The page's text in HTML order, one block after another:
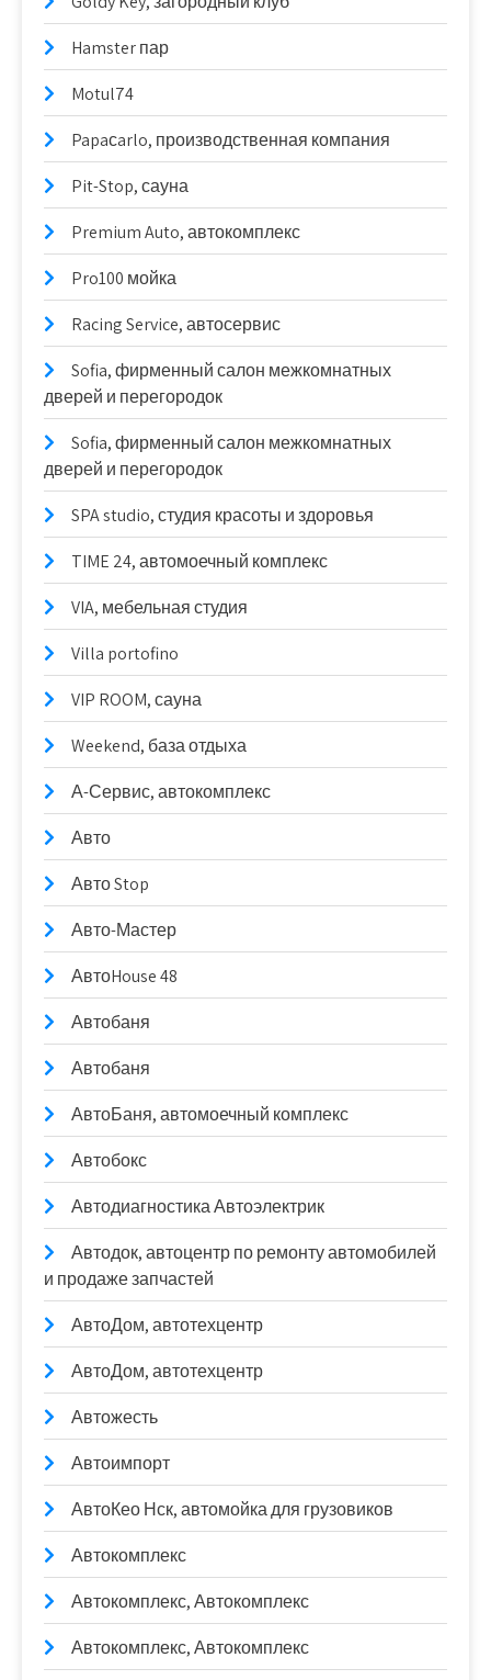
Hamster пар
Motul74
Papaсarlo, производственная компания
Pit-Stop, сауна
Premium Auto, автокомплекс
Pro100 мойка
Racing Service, автосервис
Sofia, фирменный салон межкомнатных
дверей и перегородок
Sofia, фирменный салон межкомнатных
дверей и перегородок
SPA studio, студия красоты и здоровья
TIME 24, автомоечный комплекс
VIA, мебельная студия
Villa portofino
VIP ROOM, сауна
Weekend, база отдыха
А-Сервис, автокомплекс
Авто
Авто Stop
Авто-Мастер
АвтоHouse 48
Автобаня
Автобаня
АвтоБаня, автомоечный комплекс
Автобокс
Автодиагностика Автоэлектрик
Автодок, автоцентр по ремонту автомобилей
и продаже запчастей
АвтоДом, автотехцентр
АвтоДом, автотехцентр
Автожесть
Автоимпорт
АвтоКео Нск, автомойка для грузовиков
Автокомплекс
Автокомплекс, Автокомплекс
Автокомплекс, Автокомплекс